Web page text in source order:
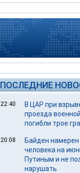
ПОСЛЕДНИЕ
22:40
В ЦАР при
проезда
погибли трое
20:08
Байден
человека на
Путиным и не
нарушать